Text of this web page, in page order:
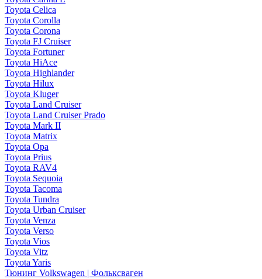
Toyota Celica
Toyota Corolla
Toyota Corona
Toyota FJ Cruiser
Toyota Fortuner
Toyota HiAce
Toyota Highlander
Toyota Hilux
Toyota Kluger
Toyota Land Cruiser
Toyota Land Cruiser Prado
Toyota Mark II
Toyota Matrix
Toyota Opa
Toyota Prius
Toyota RAV4
Toyota Sequoia
Toyota Tacoma
Toyota Tundra
Toyota Urban Cruiser
Toyota Venza
Toyota Verso
Toyota Vios
Toyota Vitz
Toyota Yaris
Тюнинг Volkswagen | Фольксваген